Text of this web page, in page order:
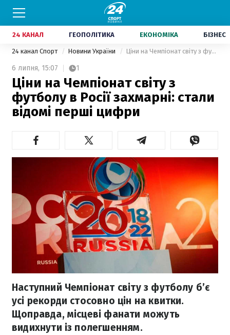
24 КАНАЛ ГЕОПОЛІТИКА ЕКОНОМІКА БІЗНЕС
24 канал Спорт Новини України Ціни на Чемпіонат світу з футболу в Росії захмарні: стали відомі перші цифри
6 липня, 15:07 1
Ціни на Чемпіонат світу з
футболу в Росії захмарні: стали
відомі перші цифри
Наступний Чемпіонат світу з футболу б’є
усі рекорди стосовно цін на квитки.
Щоправда, місцеві фанати можуть
видихнути із полегшенням.